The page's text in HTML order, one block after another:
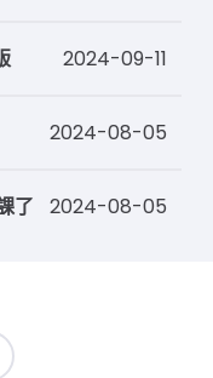
2024-09-11
2024-08-05
了 2024-08-05